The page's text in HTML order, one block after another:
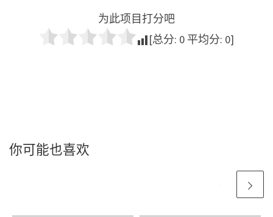
为此项目打分吧
[总分: 0 平均分: 0]
你可能也喜欢